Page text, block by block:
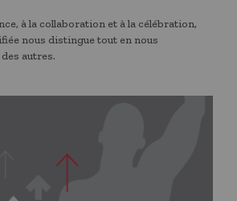
à la collaboration et à la célébration,
nous distingue tout en nous
autres.